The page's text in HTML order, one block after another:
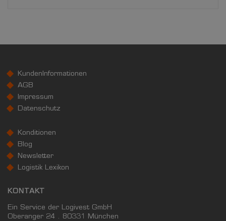
KundenInformationen
AGB
Impressum
Datenschutz
Konditionen
Blog
Newsletter
Logistik Lexikon
KONTAKT
Ein Service der Logivest GmbH
Oberanger 24 . 80331 München